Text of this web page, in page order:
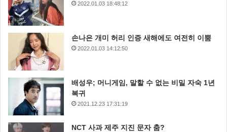
2022.01.03 18:48:12
손나은 개미 허리 인증 새해에도 여전히 이뿜
2022.01.03 14:12:50
배성우; 머니게임, 말할 수 없는 비밀 자숙 1년
복귀
2021.12.23 17:31:19
NCT 사과 제주 지진 문자 춤?